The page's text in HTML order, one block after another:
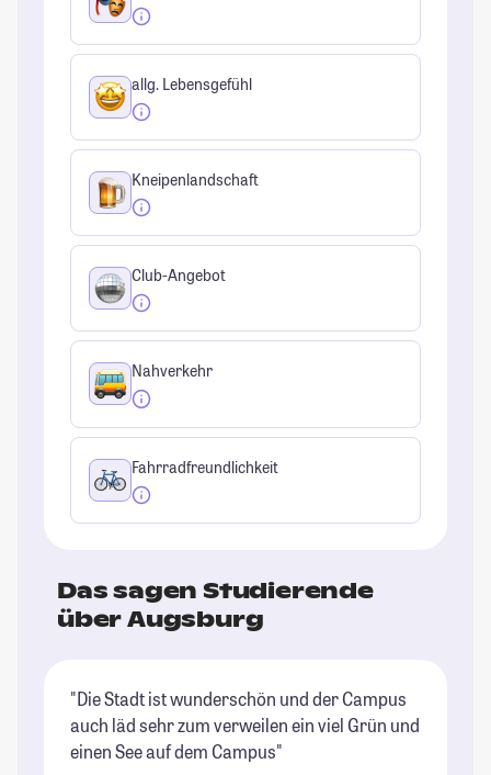
allg. Lebensgefühl
Kneipenlandschaft
Club-Angebot
Nahverkehr
Fahrradfreundlichkeit
Das sagen Studierende
über Augsburg
"Die Stadt ist wunderschön und der Campus
auch läd sehr zum verweilen ein viel Grün und
einen See auf dem Campus"